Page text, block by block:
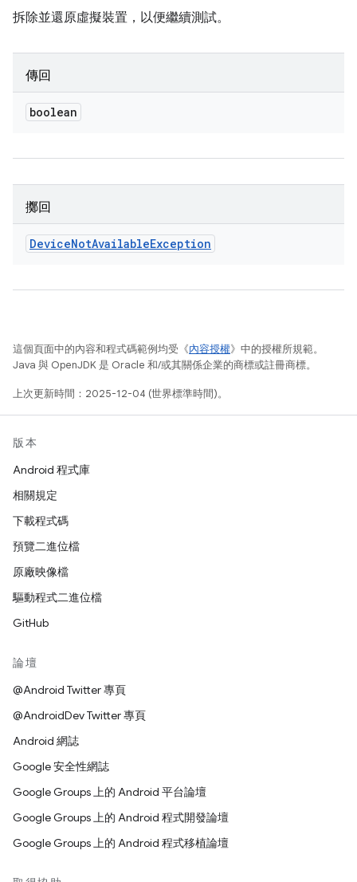
拆除並還原虛擬裝置，以便繼續測試。
傳回
boolean
擲回
DeviceNotAvailableException
這個頁面中的內容和程式碼範例均受《內容授權》中的授權所規範。
Java 與 OpenJDK 是 Oracle 和/或其關係企業的商標或註冊商標。
上次更新時間：2025-12-04 (世界標準時間)。
版本
Android 程式庫
相關規定
下載程式碼
預覽二進位檔
原廠映像檔
驅動程式二進位檔
GitHub
論壇
@Android Twitter 專頁
@AndroidDev Twitter 專頁
Android 網誌
Google 安全性網誌
Google Groups 上的 Android 平台論壇
Google Groups 上的 Android 程式開發論壇
Google Groups 上的 Android 程式移植論壇